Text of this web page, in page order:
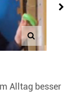
Alltag besser